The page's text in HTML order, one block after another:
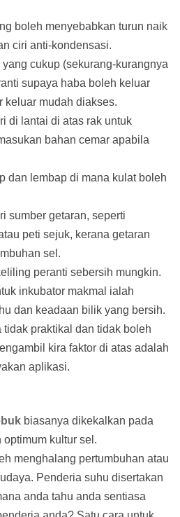
boleh menyebabkan turun naik
ciri anti-kondensasi.
cukup (sekurang-kurangnya
supaya haba boleh keluar
keluar mudah diakses.
di lantai di atas rak untuk
bahan cemar apabila
dan lembap di mana kulat boleh
sumber getaran, seperti
peti sejuk, kerana getaran
sel.
peranti sebersih mungkin.
inkubator makmal ialah
dan keadaan bilik yang bersih.
praktikal dan tidak boleh
kira faktor di atas adalah
aplikasi.
biasanya dikekalkan pada
optimum kultur sel.
menghalang pertumbuhan atau
Penderia suhu disertakan
anda tahu anda sentiasa